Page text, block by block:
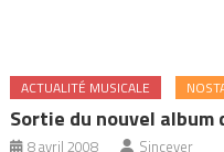
ACTUALITÉ MUSICALE
Sortie du nouvel album
8 avril 2008 Sincever